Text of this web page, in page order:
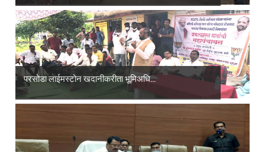
परसोडा लाईमस्टोन खदानीकरीता भूमिअधि...